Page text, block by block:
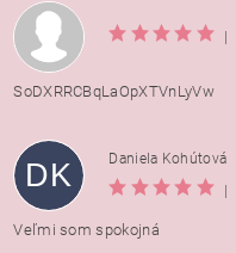
|
SoDXRRCBqLaOpXTVnLyVw
DK
Daniela Kohútová
|
Veľmi som spokojná